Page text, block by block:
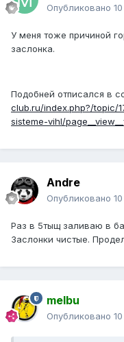
Опубликовано
У меня тоже причиной
заслонка.
Подобней отписался в
club.ru/index.php?/topic/
sisteme-vihl/
Andre
Опубликовано
Раз в 5тыщ заливаю в
Заслонки чистые.
melbu
Опубликовано